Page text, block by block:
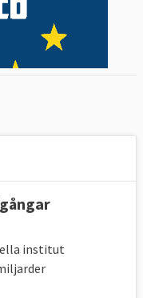
institut